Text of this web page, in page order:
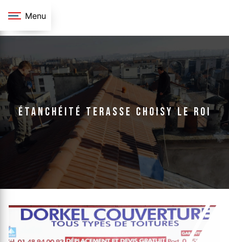
Menu
étanchéité terasse Choisy le roi